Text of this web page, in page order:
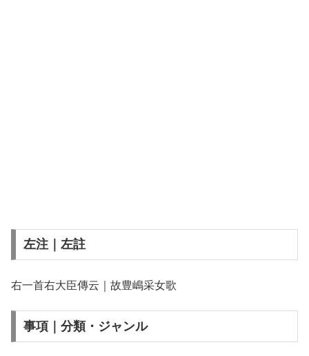
左注｜左註
右一首右大臣傳云｜故豊嶋采女歌
事項｜分類・ジャンル